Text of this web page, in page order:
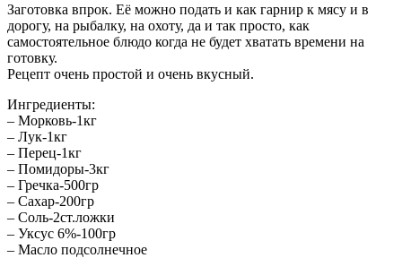
Заготовка впрок. Её можно подать и как гарнир к мясу и в
дорогу, на рыбалку, на охоту, да и так просто, как
самостоятельное блюдо когда не будет хватать времени на
готовку.
Рецепт очень простой и очень вкусный.
Ингредиенты:
– Морковь-1кг
– Лук-1кг
– Перец-1кг
– Помидоры-3кг
– Гречка-500гр
– Сахар-200гр
– Соль-2ст.ложки
– Уксус 6%-100гр
– Масло подсолнечное